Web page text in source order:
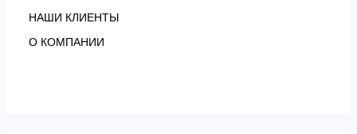
НАШИ КЛИЕНТЫ
О КОМПАНИИ